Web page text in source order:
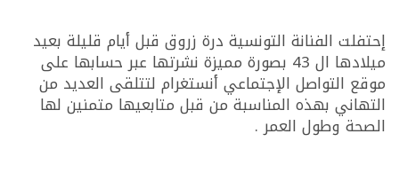
إحتفلت الفنانة التونسية درة زروق قبل أيام قليلة بعيد
ميلادها ال 43 بصورة مميزة نشرتها عبر حسابها على
موقع التواصل الإجتماعي أنستغرام لتتلقى العديد من
التهاني بهذه المناسبة من قبل متابعيها متمنين لها
الصحة وطول العمر .